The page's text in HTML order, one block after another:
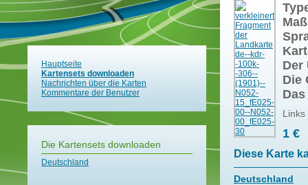
Hauptseite
Kartensets downloaden
Nachrichten über die Karten
Kommentare der Benutzer
Die Kartensets downloaden
Deutschland
Der
Die
1 €
Diese Karte
Deutschland